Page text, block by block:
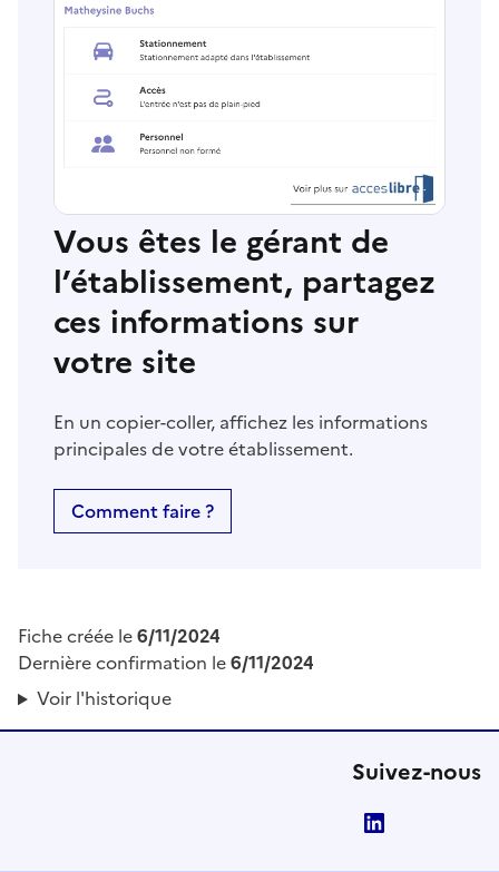
Vous êtes le gérant de
l’établissement, partagez
ces informations sur
votre site
En un copier-coller, affichez les informations
principales de votre établissement.
Comment faire ?
Fiche créée le6/11/2024
Dernière confirmation le6/11/2024
Voir l'historique
Suivez-nous